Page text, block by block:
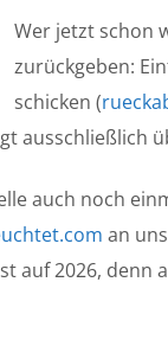
Wer jetzt schon
zurückgeben:
schicken (
ausschließlich
auch noch
an
auf 2026,